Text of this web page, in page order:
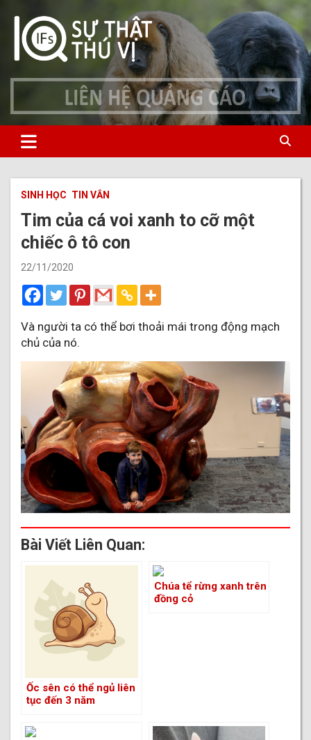
content
10 sự thật thú vị
Website chính thức của 10 sự thật
SINH HỌC TIN VẮN
Tim của cá voi xanh to cỡ một
chiếc ô tô con
22/11/2020
Và người ta có thể bơi thoải mái trong động mạch
chủ của nó.
Bài Viết Liên Quan:
Ốc sên có thể ngủ liên
tục đến 3 năm
Chúa tể rừng xanh trên
đồng cỏ